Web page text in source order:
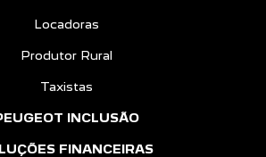
Locadoras
Produtor Rural
Taxistas
INCLUSÃO
FINANCEIRAS